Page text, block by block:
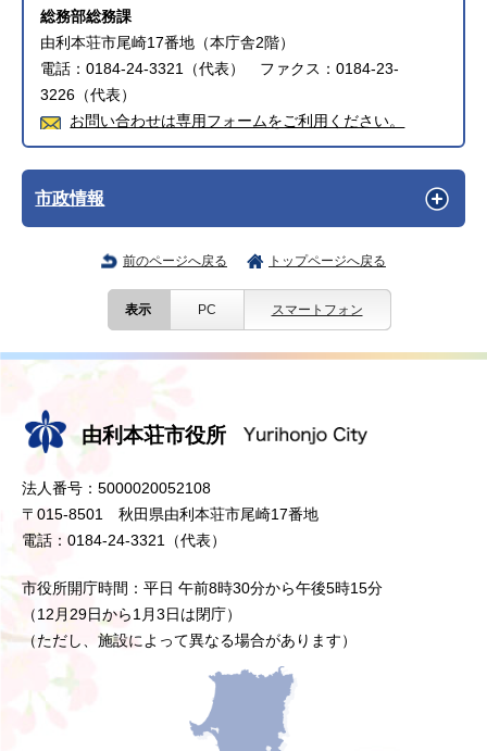
総務部総務課
由利本荘市尾崎17番地（本庁舎2階）
電話：0184-24-3321（代表） ファクス：0184-23-
3226（代表）
お問い合わせは専用フォームをご利用ください。
市政情報
前のページへ戻る トップページへ戻る
表示 PC スマートフォン
由利本荘市役所
法人番号：5000020052108
〒015-8501 秋田県由利本荘市尾崎17番地
電話：0184-24-3321（代表）
市役所開庁時間：平日 午前8時30分から午後5時15分
（12月29日から1月3日は閉庁）
（ただし、施設によって異なる場合があります）